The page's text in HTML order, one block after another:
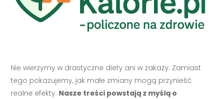
Nie wierzymy w drastyczne diety ani w zakazy. Zamiast
tego pokazujemy, jak małe zmiany mogą przynieść
realne efekty. Nasze treści powstają z myślą o